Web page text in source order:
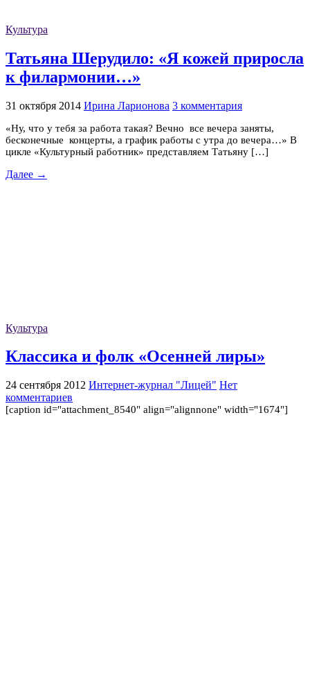
Культура
Татьяна Шерудило: «Я кожей приросла
к филармонии…»
31 октября 2014 Ирина Ларионова 3 комментария
«Ну, что у тебя за работа такая? Вечно все вечера заняты,
бесконечные концерты, а график работы с утра до вечера…» В
цикле «Культурный работник» представляем Татьяну […]
Далее →
Культура
Классика и фолк «Осенней лиры»
24 сентября 2012 Интернет-журнал "Лицей" Нет
комментариев
[caption id="attachment_8540" align="alignnone" width="1674"]